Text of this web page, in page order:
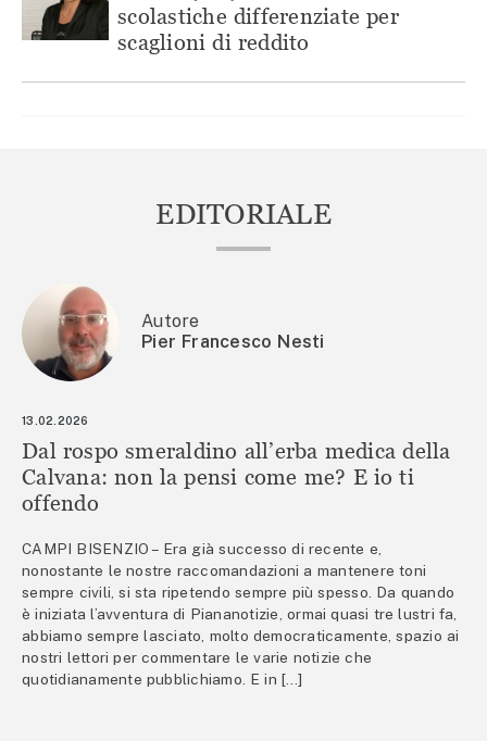
scolastiche differenziate per
scaglioni di reddito
EDITORIALE
Autore
Pier Francesco Nesti
13.02.2026
Dal rospo smeraldino all’erba medica della
Calvana: non la pensi come me? E io ti
offendo
CAMPI BISENZIO – Era già successo di recente e,
nonostante le nostre raccomandazioni a mantenere toni
sempre civili, si sta ripetendo sempre più spesso. Da quando
è iniziata l’avventura di Piananotizie, ormai quasi tre lustri fa,
abbiamo sempre lasciato, molto democraticamente, spazio ai
nostri lettori per commentare le varie notizie che
quotidianamente pubblichiamo. E in […]